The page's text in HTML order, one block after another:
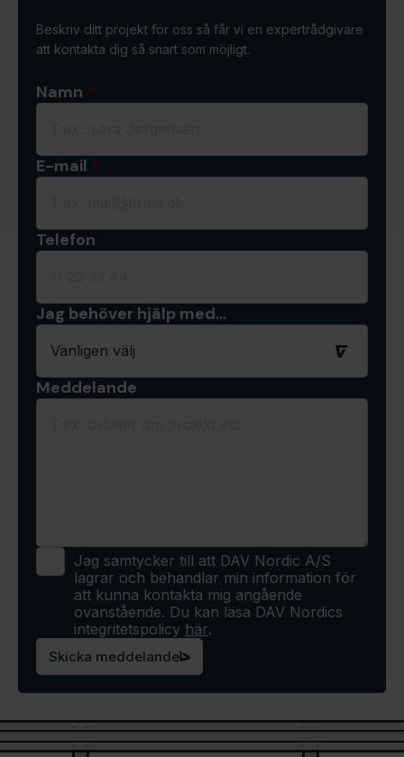
Beskriv ditt projekt för oss så får vi en expertrådgivare
att kontakta dig så snart som möjligt.
Namn *
E-mail *
Telefon
Jag behöver hjälp med…
Meddelande
Jag samtycker till att DAV Nordic A/S
lagrar och behandlar min information för
att kunna kontakta mig angående
ovanstående. Du kan läsa DAV Nordics
integritetspolicy här.
Skicka meddelande